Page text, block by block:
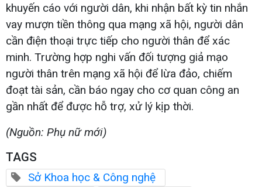
khuyến cáo với người dân, khi nhận bất kỳ tin nhắn
vay mượn tiền thông qua mạng xã hội, người dân
cần điện thoại trực tiếp cho người thân để xác
minh. Trường hợp nghi vấn đối tượng giả mạo
người thân trên mạng xã hội để lừa đảo, chiếm
đoạt tài sản, cần báo ngay cho cơ quan công an
gần nhất để được hỗ trợ, xử lý kịp thời.
(Nguồn: Phụ nữ mới)
TAGS
Sở Khoa học & Công nghệ